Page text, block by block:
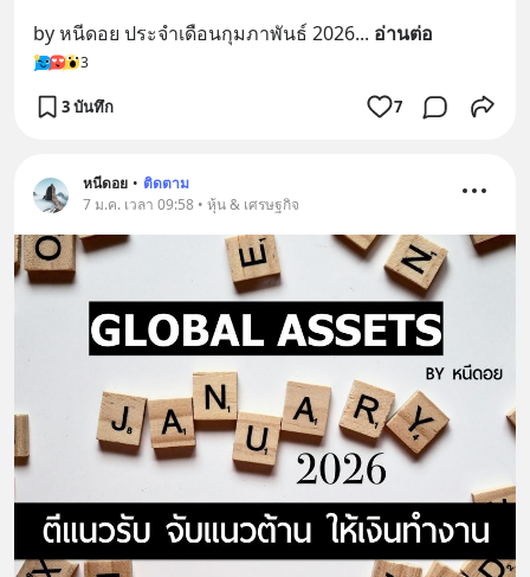
by หนีดอย ประจำเดือนกุมภาพันธ์ 2026... อ่านต่อ
3
3 บันทึก 7
หนีดอย • ติดตาม
7 ม.ค. เวลา 09:58 • หุ้น & เศรษฐกิจ